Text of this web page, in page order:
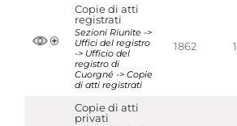
Copie di atti
registrati
Sezioni Riunite ->
Uffici del registro
-> Ufficio del
registro di
Cuorgné -> Copie
di atti registrati
1862
Copie di atti
privati